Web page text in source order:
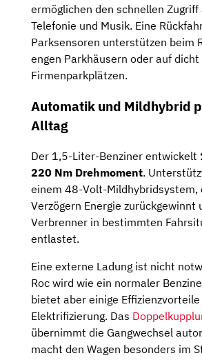
ermöglichen den schnellen Zugriff
Telefonie und Musik. Eine
Parksensoren unterstützen beim
engen Parkhäusern oder auf
Firmenparkplätzen.
Automatik und Mildhybrid
Alltag
Der 1,5-Liter-Benziner entwickelt
220 Nm Drehmoment.
einem 48-Volt-Mildhybridsystem,
Verzögern Energie zurückgewinnt
Verbrenner in bestimmten
entlastet.
Eine externe Ladung ist nicht
Roc wird wie ein normaler
bietet aber einige
Elektrifizierung. Das
übernimmt die Gangwechsel
macht den Wagen besonders im